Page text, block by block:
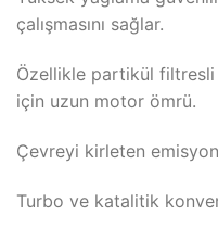
çalışmasını sağlar.
Özellikle partikül
için uzun motor ömrü.
Çevreyi kirleten
Turbo ve katalitik